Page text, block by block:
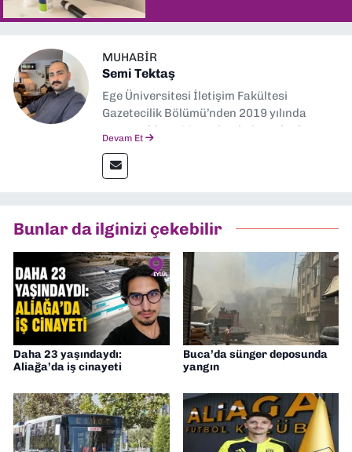
MUHABIR
Semi Tektaş
Ege Üniversitesi İletişim Fakültesi
Gazetecilik Bölümü’nden 2019 yılında
mezun oldum. Mezuniyetimin ardından
Gazetesi gibi yayınlarda görev alarak
gazetecilik kariyerime başladım. Şubat
muhabirliği yapıyorum.
Devam Et
Bunlar da ilginizi çekebilir
Daha 23 yaşındaydı:
Aliağa’da iş cinayeti
Buca’da sünger deposunda
yangın